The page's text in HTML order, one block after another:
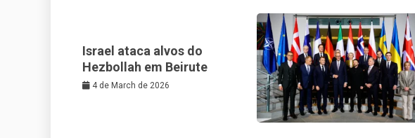
Israel ataca alvos do
Hezbollah em Beirute
4 de March de 2026